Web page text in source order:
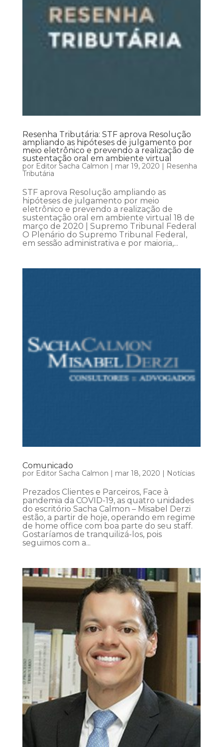
Resenha Tributária: STF aprova Resolução
ampliando as hipóteses de julgamento por
meio eletrônico e prevendo a realização de
sustentação oral em ambiente virtual
por Editor Sacha Calmon | mar 19, 2020 | Resenha
Tributária
STF aprova Resolução ampliando as
hipóteses de julgamento por meio
eletrônico e prevendo a realização de
sustentação oral em ambiente virtual 18 de
março de 2020 | Supremo Tribunal Federal
O Plenário do Supremo Tribunal Federal,
em sessão administrativa e por maioria,...
Comunicado
por Editor Sacha Calmon mar 18, 2020 Notícias
Prezados Clientes e Parceiros, Face à
pandemia da COVID-19, as quatro unidades
do escritório Sacha Calmon – Misabel Derzi
estão, a partir de hoje, operando em regime
de home office com boa parte do seu staff.
Gostaríamos de tranquilizá-los, pois
seguimos com a...